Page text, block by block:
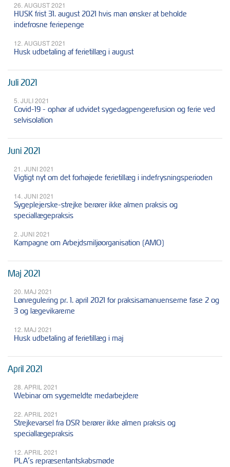
26. AUGUST 2021
HUSK frist 31. august 2021 hvis man ønsker at beholde
indefrosne feriepenge
12. AUGUST 2021
Husk udbetaling af ferietillæg i august
Juli 2021
5. JULI 2021
Covid-19 - ophør af udvidet sygedagpengerefusion og ferie ved
selvisolation
Juni 2021
21. JUNI 2021
Vigtigt nyt om det forhøjede ferietillæg i indefrysningsperioden
14. JUNI 2021
Sygeplejerske-strejke berører ikke almen praksis og
speciallægepraksis
2. JUNI 2021
Kampagne om Arbejdsmiljøorganisation (AMO)
Maj 2021
20. MAJ 2021
Lønregulering pr. 1. april 2021 for praksisamanuenserne fase 2 og
3 og lægevikarerne
12. MAJ 2021
Husk udbetaling af ferietillæg i maj
April 2021
28. APRIL 2021
Webinar om sygemeldte medarbejdere
22. APRIL 2021
Strejkevarsel fra DSR berører ikke almen praksis og
speciallægepraksis
12. APRIL 2021
PLA’s repræsentantskabsmøde